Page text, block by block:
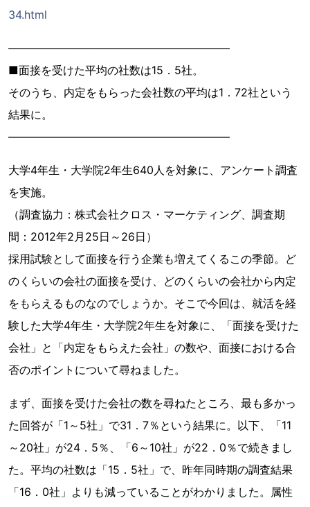
34.html
――――――――――――――――――――
■面接を受けた平均の社数は15．5社。
そのうち、内定をもらった会社数の平均は1．72社という
結果に。
――――――――――――――――――――
大学4年生・大学院2年生640人を対象に、アンケート調査
を実施。
（調査協力：株式会社クロス・マーケティング、調査期
間：2012年2月25日～26日）
採用試験として面接を行う企業も増えてくるこの季節。ど
のくらいの会社の面接を受け、どのくらいの会社から内定
をもらえるものなのでしょうか。そこで今回は、就活を経
験した大学4年生・大学院2年生を対象に、「面接を受けた
会社」と「内定をもらえた会社」の数や、面接における合
否のポイントについて尋ねました。
まず、面接を受けた会社の数を尋ねたところ、最も多かっ
た回答が「1～5社」で31．7％という結果に。以下、「11
～20社」が24．5％、「6～10社」が22．0％で続きまし
た。平均の社数は「15．5社」で、昨年同時期の調査結果
「16．0社」よりも減っていることがわかりました。属性